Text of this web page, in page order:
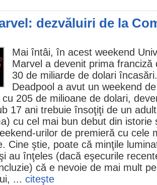
dezvăluiri de la
Mai întâi, în acest weekend
Marvel a devenit prima
30 de miliarde de dolari
Deadpool a avut un weekend
cu 205 de milioane de dolari,
17 ani trebuie însoţiţi de un
) cu cel mai bun debut din istorie
urilor de premieră cu cele
Cine ştie, poate că minţile
au înţeles (dacă eşecurile
că e nevoie de mai mult
... citeşte